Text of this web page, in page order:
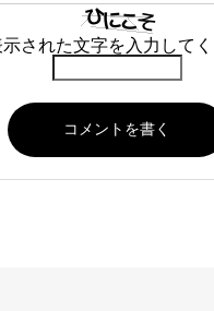
された文字を入力してく